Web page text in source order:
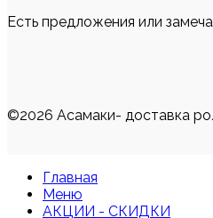
Есть предложения или
©2026 Асамаки- доставка
Главная
Меню
АКЦИИ - СКИДКИ